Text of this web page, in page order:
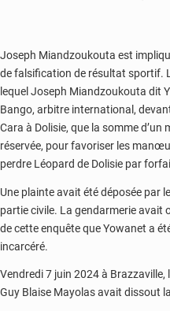
Joseph Miandzoukouta est
de falsification de résultat sportif.
lequel Joseph Miandzoukouta dit
Bango, arbitre international,
Cara à Dolisie, que la somme d’un
réservée, pour favoriser les
perdre Léopard de Dolisie par
Une plainte avait été déposée par
partie civile. La gendarmerie avait
de cette enquête que Yowanet a
incarcéré.
Vendredi 7 juin 2024 à Brazzaville,
Guy Blaise Mayolas avait dissout